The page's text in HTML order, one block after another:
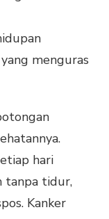
menguras
hari
tanpa tidur,
Kanker